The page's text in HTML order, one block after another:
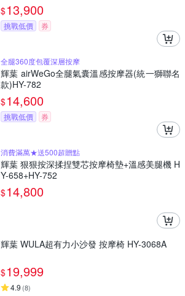
$13,900
挑戰低價 券
全腿360度包覆深層按摩
輝葉 airWeGo全腿氣囊溫感按摩器(統一獅聯名
款)HY-782
$14,600
挑戰低價 券
消費滿萬★送500超贈點
輝葉 狠狠按深揉捏雙芯按摩椅墊+溫感美腿機 H
Y-658+HY-752
$14,800
輝葉 WULA超有力小沙發 按摩椅 HY-3068A
$19,999
4.9 (8)